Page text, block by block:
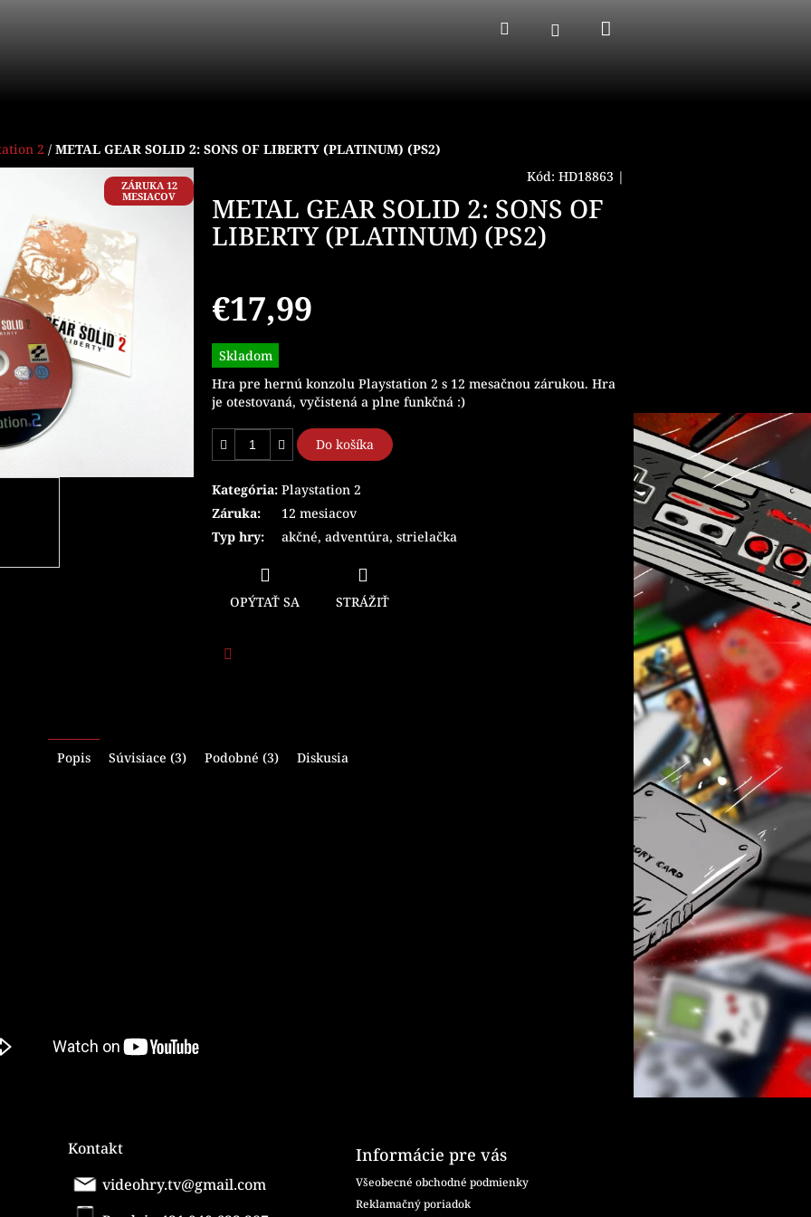
Hľadať Prihlásenie
2 / METAL GEAR SOLID 2: SONS OF LIBERTY (PLATINUM) (PS2)
ZÁRUKA 12
MESIACOV
Kód: HD18863 |
METAL GEAR SOLID 2: SONS OF
LIBERTY (PLATINUM) (PS2)
€17,99
Jednotková
cena:
Skladom
Hra pre hernú konzolu Playstation 2 s 12 mesačnou zárukou. Hra
je otestovaná, vyčistená a plne funkčná :)
Do košíka
Kategória: Playstation 2
Záruka:
12 mesiacov
Typ hry: akčné, adventúra, strielačka
OPÝTAŤ SA STRÁŽIŤ
Popis Súvisiace (3) Podobné (3) Diskusia
Kontakt
videohry.tv@gmail.com
Informácie pre vás
Všeobecné obchodné podmienky
Reklamačný poriadok